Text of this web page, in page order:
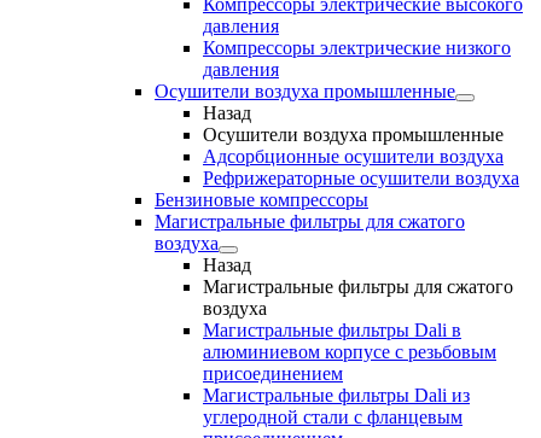
Компрессоры электрические высокого
давления
Компрессоры электрические низкого
давления
Осушители воздуха промышленные
Назад
Осушители воздуха промышленные
Адсорбционные осушители воздуха
Рефрижераторные осушители воздуха
Бензиновые компрессоры
Магистральные фильтры для сжатого
воздуха
Назад
Магистральные фильтры для сжатого
воздуха
Магистральные фильтры Dali в
алюминиевом корпусе с резьбовым
присоединением
Магистральные фильтры Dali из
углеродной стали с фланцевым